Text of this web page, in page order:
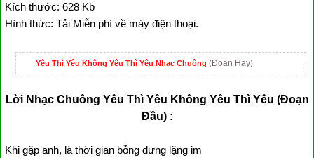
Kích thước: 628 Kb
Hình thức: Tải Miễn phí về máy điện thoại.
Yêu Thì Yêu Không Yêu Thì Yêu Nhạc Chuông (Đoạn Hay)
Lời Nhạc Chuông Yêu Thì Yêu Không Yêu Thì Yêu (Đoạn
Đầu) :
Khi gặp anh, là thời gian bỗng dưng lặng im